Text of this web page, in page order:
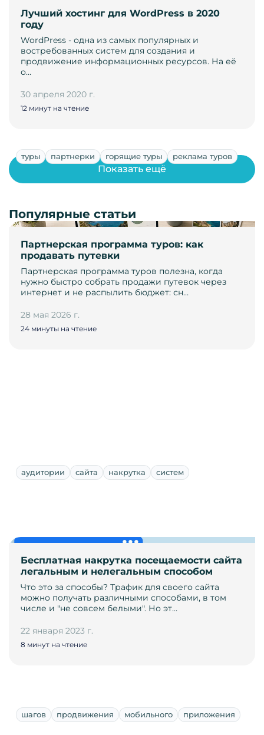
Лучший хостинг для WordPress в 2020
году
WordPress - одна из самых популярных и
востребованных систем для создания и
продвижение информационных ресурсов. На её
о…
30 апреля 2020 г.
12 минут на чтение
туры партнерки горящие туры реклама туров
Партнерская программа туров: как
продавать путевки
Партнерская программа туров полезна, когда
нужно быстро собрать продажи путевок через
интернет и не распылить бюджет: сн…
28 мая 2026 г.
24 минуты на чтение
Показать ещё
Популярные статьи
аудитории сайта накрутка систем
Бесплатная накрутка посещаемости сайта
легальным и нелегальным способом
Что это за способы? Трафик для своего сайта
можно получать различными способами, в том
числе и "не совсем белыми". Но эт…
22 января 2023 г.
8 минут на чтение
шагов продвижения мобильного приложения